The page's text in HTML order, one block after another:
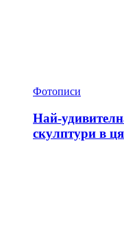
Фотописи
Най-
скулптури в